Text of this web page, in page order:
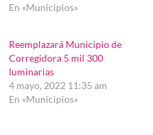
En «Municipios»
Reemplazará Municipio de
Corregidora 5 mil 300
luminarias
4 mayo, 2022 11:35 am
En «Municipios»